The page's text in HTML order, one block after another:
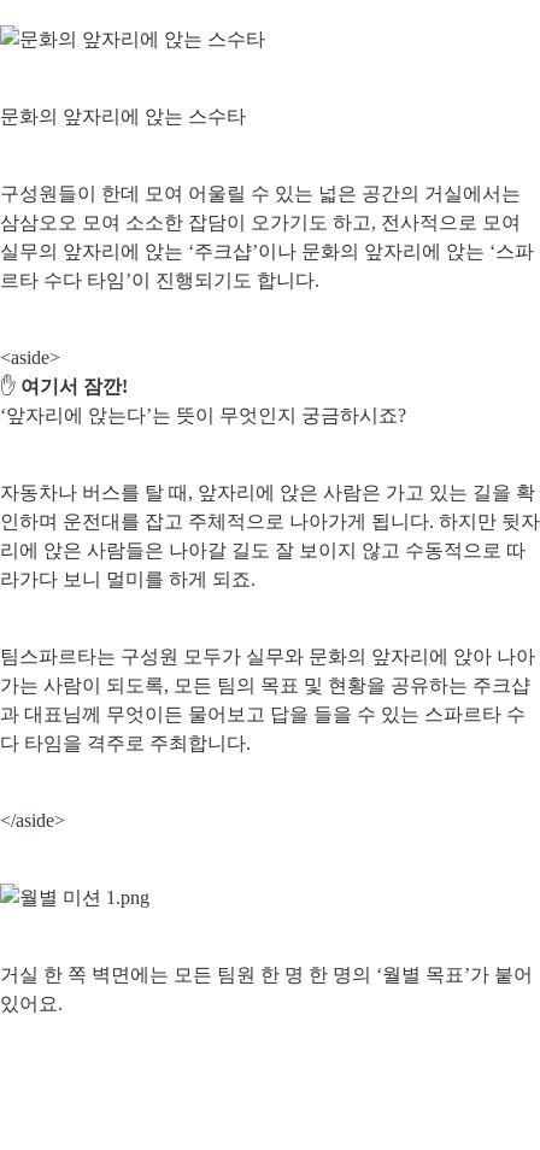
문화의 앞자리에 앉는 스수타
구성원들이 한데 모여 어울릴 수 있는 넓은 공간의 거실에서는
삼삼오오 모여 소소한 잡담이 오가기도 하고, 전사적으로 모여
실무의 앞자리에 앉는 ‘주크샵’이나 문화의 앞자리에 앉는 ‘스파
르타 수다 타임’이 진행되기도 합니다.
<aside>
✋ 여기서 잠깐!
‘앞자리에 앉는다’는 뜻이 무엇인지 궁금하시죠?
자동차나 버스를 탈 때, 앞자리에 앉은 사람은 가고 있는 길을 확
인하며 운전대를 잡고 주체적으로 나아가게 됩니다. 하지만 뒷자
리에 앉은 사람들은 나아갈 길도 잘 보이지 않고 수동적으로 따
라가다 보니 멀미를 하게 되죠.
팀스파르타는 구성원 모두가 실무와 문화의 앞자리에 앉아 나아
가는 사람이 되도록, 모든 팀의 목표 및 현황을 공유하는 주크샵
과 대표님께 무엇이든 물어보고 답을 들을 수 있는 스파르타 수
다 타임을 격주로 주최합니다.
</aside>
거실 한 쪽 벽면에는 모든 팀원 한 명 한 명의 ‘월별 목표’가 붙어
있어요.